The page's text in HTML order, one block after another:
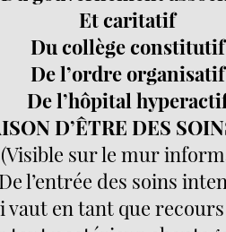
Et caritatif
Du collège constitutif
De l’ordre organisatif
De l’hôpital
D’ÊTRE DES
(Visible sur le mur
De l’entrée des soins
vaut en tant que